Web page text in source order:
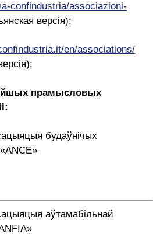
confindustria/associazioni-
версія);
en/associations/
прамысловых
будаўнічых
аўтамабільнай